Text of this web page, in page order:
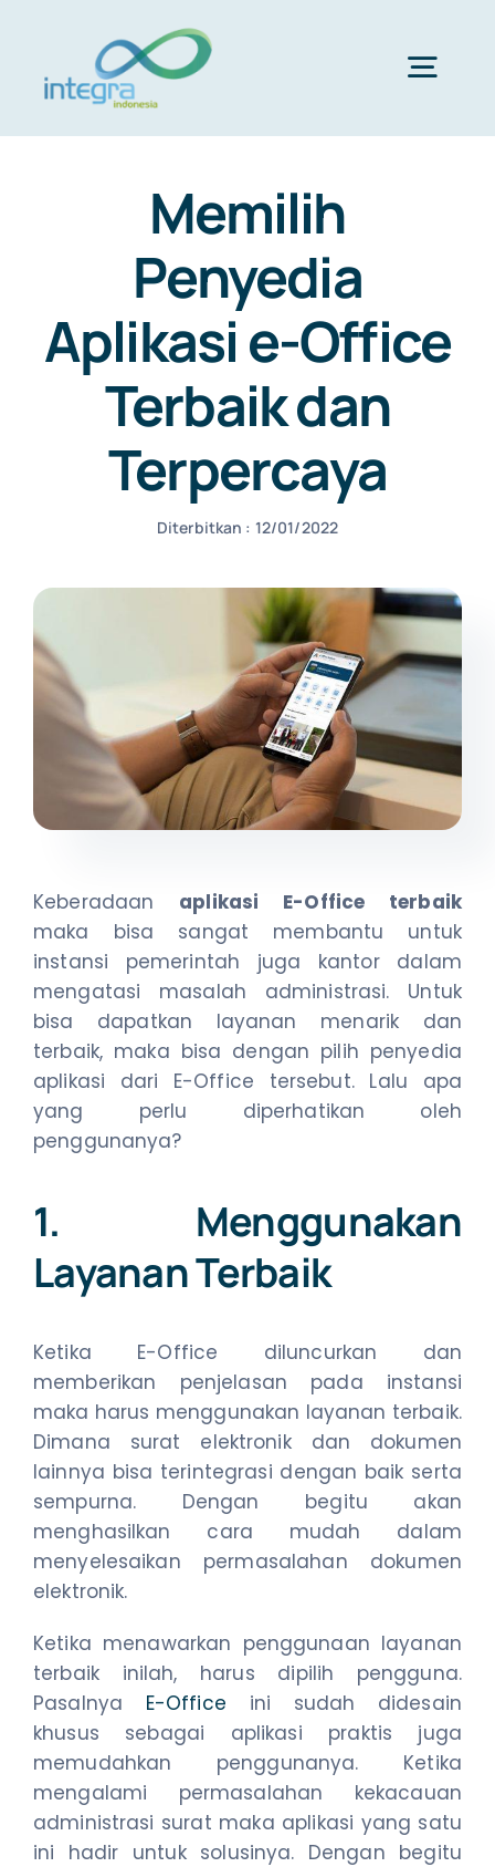
content
PRODUCTS & SERVICES
PORTFOLIO
CLIENTS
CONTACT US
Memilih
Penyedia
Aplikasi e-Office
Terbaik dan
Terpercaya
Diterbitkan : 12/01/2022
Keberadaan aplikasi E-Office terbaik
maka bisa sangat membantu untuk
instansi pemerintah juga kantor dalam
mengatasi masalah administrasi. Untuk
bisa dapatkan layanan menarik dan
terbaik, maka bisa dengan pilih penyedia
aplikasi dari E-Office tersebut. Lalu apa
yang perlu diperhatikan oleh
penggunanya?
1. Menggunakan
Layanan Terbaik
Ketika E-Office diluncurkan dan
memberikan penjelasan pada instansi
maka harus menggunakan layanan terbaik.
Dimana surat elektronik dan dokumen
lainnya bisa terintegrasi dengan baik serta
sempurna. Dengan begitu akan
menghasilkan cara mudah dalam
menyelesaikan permasalahan dokumen
elektronik.
Ketika menawarkan penggunaan layanan
terbaik inilah, harus dipilih pengguna.
Pasalnya E-Office ini sudah didesain
khusus sebagai aplikasi praktis juga
memudahkan penggunanya. Ketika
mengalami permasalahan kekacauan
administrasi surat maka aplikasi yang satu
ini hadir untuk solusinya. Dengan begitu